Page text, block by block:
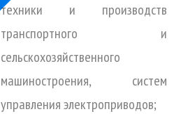
техники и производств
транспортного и
сельскохозяйственного
машиностроения, систем
управления электроприводов;